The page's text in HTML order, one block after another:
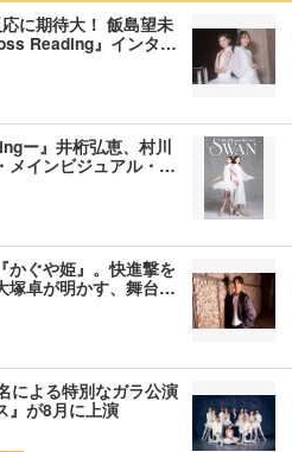
に期待大！ 飯島望未
Reading』インタ…
ー』井桁弘恵、村川
メインビジュアル・…
かぐや姫』。快進撃を
塚卓が明かす、舞台…
による特別なガラ公演
』が8月に上演